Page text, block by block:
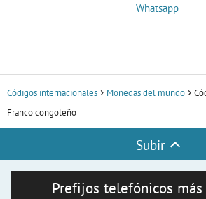
Whatsapp
Códigos internacionales Monedas del mundo
Franco congoleño
Subir
Prefijos telefónicos más